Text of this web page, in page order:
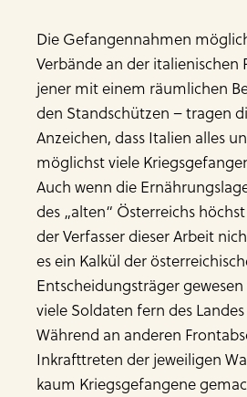
Die Gefangennahmen
Verbände an der italienischen
jener mit einem räumlichen
den Standschützen – tragen
Anzeichen, dass Italien alles
möglichst viele
Auch wenn die
des „alten“ Österreichs
der Verfasser dieser Arbeit
es ein Kalkül der
Entscheidungsträger
viele Soldaten fern des
Während an anderen
Inkrafttreten der jeweiligen
kaum Kriegsgefangene